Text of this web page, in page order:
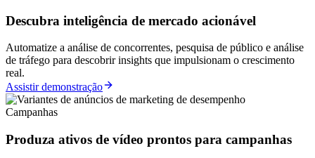
Descubra inteligência de mercado acionável
Automatize a análise de concorrentes, pesquisa de público e análise
de tráfego para descobrir insights que impulsionam o crescimento
real.
Assistir demonstração
Campanhas
Produza ativos de vídeo prontos para campanhas